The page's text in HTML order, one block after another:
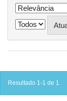
Resultado 1-1 de 1.